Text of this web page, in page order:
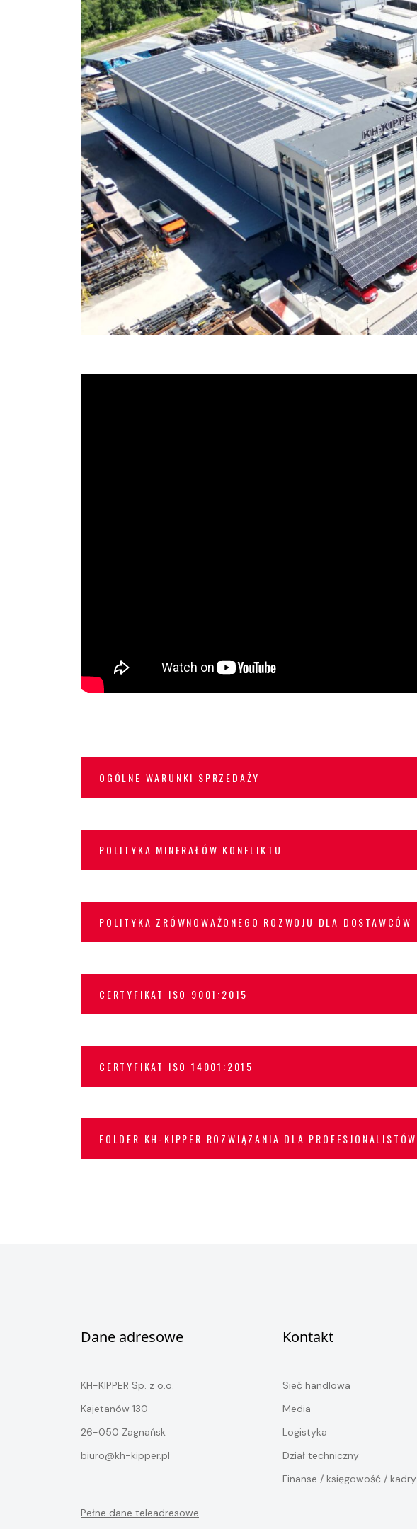
OGÓLNE WARUNKI SPRZEDAŻY
POLITYKA MINERAŁÓW KONFLIKTU
POLITYKA ZRÓWNOWAŻONEGO ROZWOJU DLA DOSTAWCÓW
CERTYFIKAT ISO 9001:2015
CERTYFIKAT ISO 14001:2015
FOLDER KH-KIPPER ROZWIĄZANIA DLA PROFESJONALISTÓW
Dane adresowe
KH-KIPPER Sp. z o.o.
Kajetanów 130
26-050 Zagnańsk
biuro@kh-kipper.pl
Pełne dane teleadresowe
Kontakt
Sieć handlowa
Media
Logistyka
Dział techniczny
Finanse / księgowość / kadry